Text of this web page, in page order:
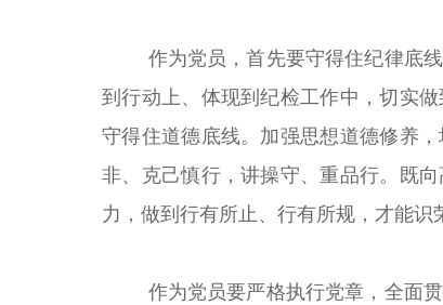
作为党员，首先要守得住纪律底
到行动上、体现到纪检工作中，切实
守得住道德底线。加强思想道德修养
非、克己慎行，讲操守、重品行。既
力，做到行有所止、行有所规，才能识
作为党员要严格执行党章，全面